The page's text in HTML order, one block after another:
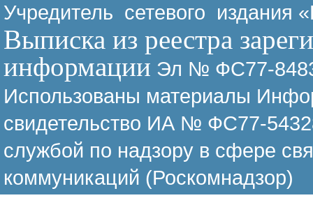
Учредитель сетевого издания
Выписка из реестра
информации Эл № ФС77-
Использованы материалы
свидетельство ИА № ФС77-
службой по надзору в сфере
коммуникаций (Роскомнадзор)